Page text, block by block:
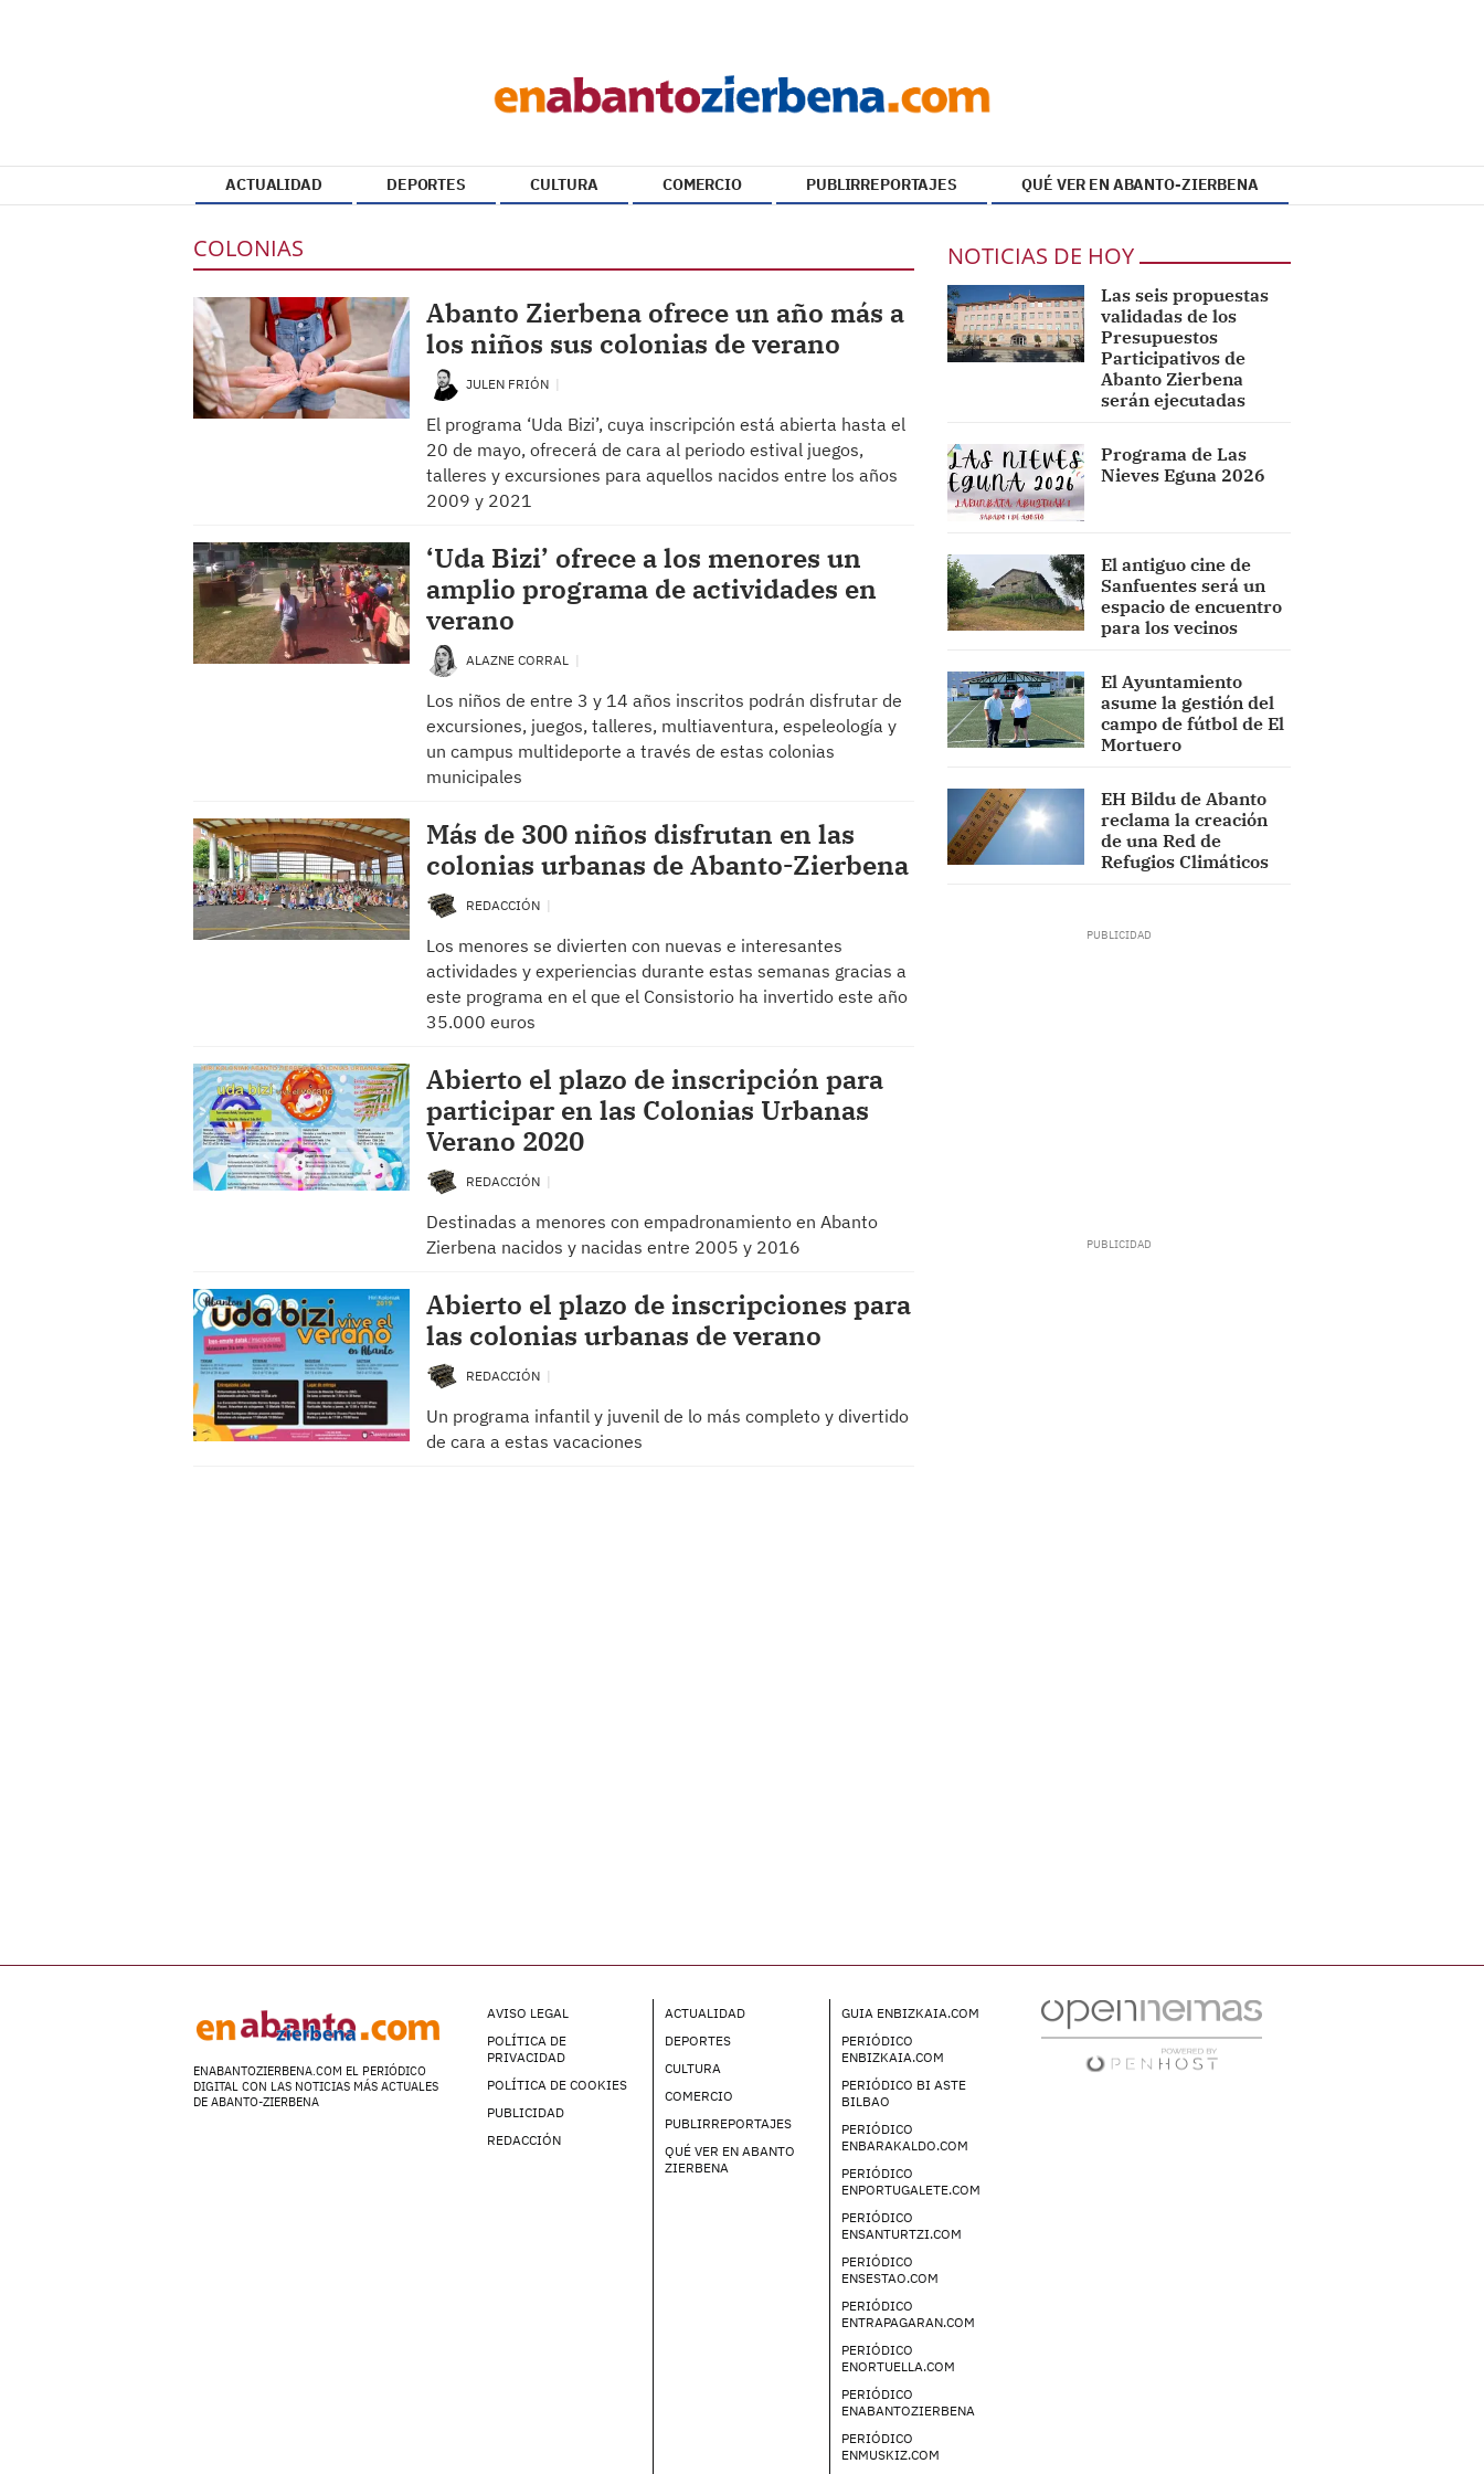
ACTUALIDAD DEPORTES CULTURA COMERCIO PUBLIRREPORTAJES QUÉ VER EN ABANTO-ZIERBENA
COLONIAS
Abanto Zierbena ofrece un año más a
los niños sus colonias de verano
JULEN FRIÓN
El programa ‘Uda Bizi’, cuya inscripción está abierta hasta el
20 de mayo, ofrecerá de cara al periodo estival juegos,
talleres y excursiones para aquellos nacidos entre los años
2009 y 2021
‘Uda Bizi’ ofrece a los menores un
amplio programa de actividades en
verano
ALAZNE CORRAL
Los niños de entre 3 y 14 años inscritos podrán disfrutar de
excursiones, juegos, talleres, multiaventura, espeleología y
un campus multideporte a través de estas colonias
municipales
Más de 300 niños disfrutan en las
colonias urbanas de Abanto-Zierbena
REDACCIÓN
Los menores se divierten con nuevas e interesantes
actividades y experiencias durante estas semanas gracias a
este programa en el que el Consistorio ha invertido este año
35.000 euros
Abierto el plazo de inscripción para
participar en las Colonias Urbanas
Verano 2020
REDACCIÓN
Destinadas a menores con empadronamiento en Abanto
Zierbena nacidos y nacidas entre 2005 y 2016
Abierto el plazo de inscripciones para
las colonias urbanas de verano
REDACCIÓN
Un programa infantil y juvenil de lo más completo y divertido
de cara a estas vacaciones
NOTICIAS DE HOY
Las seis propuestas
validadas de los
Presupuestos
Participativos de
Abanto Zierbena
serán ejecutadas
Programa de Las
Nieves Eguna 2026
El antiguo cine de
Sanfuentes será un
espacio de encuentro
para los vecinos
El Ayuntamiento
asume la gestión del
campo de fútbol de El
Mortuero
EH Bildu de Abanto
reclama la creación
de una Red de
Refugios Climáticos
ENABANTOZIERBENA.COM EL PERIÓDICO
DIGITAL CON LAS NOTICIAS MÁS ACTUALES
DE ABANTO-ZIERBENA
AVISO LEGAL
POLÍTICA DE
PRIVACIDAD
POLÍTICA DE COOKIES
PUBLICIDAD
REDACCIÓN
ACTUALIDAD
DEPORTES
CULTURA
COMERCIO
PUBLIRREPORTAJES
QUÉ VER EN ABANTO
ZIERBENA
GUIA ENBIZKAIA.COM
PERIÓDICO
ENBIZKAIA.COM
PERIÓDICO BI ASTE
BILBAO
PERIÓDICO
ENBARAKALDO.COM
PERIÓDICO
ENPORTUGALETE.COM
PERIÓDICO
ENSANTURTZI.COM
PERIÓDICO
ENSESTAO.COM
PERIÓDICO
ENTRAPAGARAN.COM
PERIÓDICO
ENORTUELLA.COM
PERIÓDICO
ENABANTOZIERBENA
PERIÓDICO
ENMUSKIZ.COM